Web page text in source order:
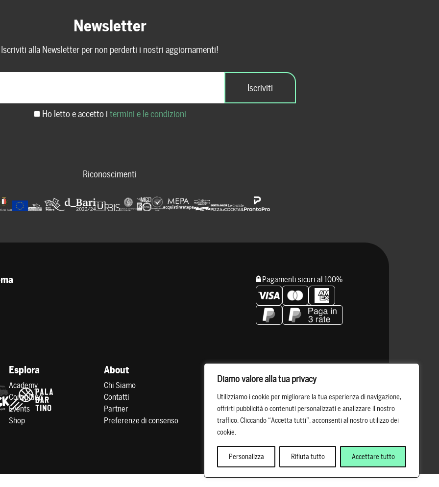
Diamo valore alla tua privacy
Utilizziamo i cookie per migliorare la tua esperienza di navigazione,
offrirti pubblicità o contenuti personalizzati e analizzare il nostro
traffico. Cliccando “Accetta tutti”, acconsenti al nostro utilizzo dei
cookie.
Personalizza Rifiuta tutto Accettare tutto
Newsletter
Iscriviti alla Newsletter per non perderti i nostri aggiornamenti!
Ho letto e accetto i termini e le condizioni
Riconoscimenti
Pagamenti sicuri al 100%
Esplora
Academy
Consulting
Events
Shop
About
Chi Siamo
Contatti
Partner
Preferenze di consenso